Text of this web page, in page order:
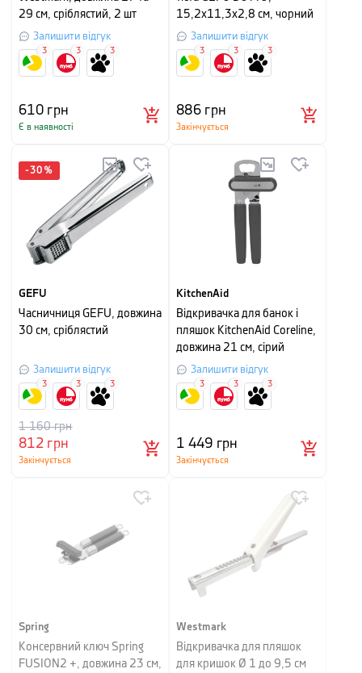
29 см, сріблястий, 2 шт
Залишити відгук
610грн
Є в наявності
3 3 3
15,2х11,3х2,8 см, чорний
Залишити відгук
886грн
Закінчується
3 3 3
-30 %
GEFU
Часничниця GEFU, довжина
30 см, сріблястий
Залишити відгук
812 грн
1 160грн
Закінчується
3 3 3
KitchenAid
Відкривачка для банок і
пляшок KitchenAid Coreline,
довжина 21 см, сірий
Залишити відгук
1 449 грн
Закінчується
3 3 3
Spring
Консервний ключ Spring
FUSION2 +, довжина 23 см,
Westmark
Відкривачка для пляшок
для кришок Ø 1 до 9,5 см